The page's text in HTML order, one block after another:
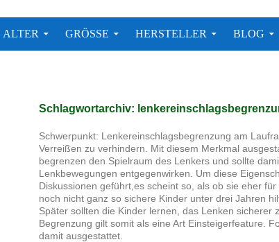
ALTER GRÖSSE HERSTELLER BLOG
Schlagwortarchiv:
Schwerpunkt: Lenkereinschlagsbegrenzung am
Verreißen zu verhindern. Mit diesem Merkmal
begrenzen den Spielraum des Lenkers und sollte
Lenkbewegungen entgegenwirken. Um diese
Diskussionen geführt,es scheint so, als ob sie eher
noch nicht ganz so sichere Kinder unter drei Jahren
Später sollten die Kinder lernen, das Lenken sicherer
Begrenzung gilt somit als eine Art Einsteigerfeature.
damit ausgestattet.